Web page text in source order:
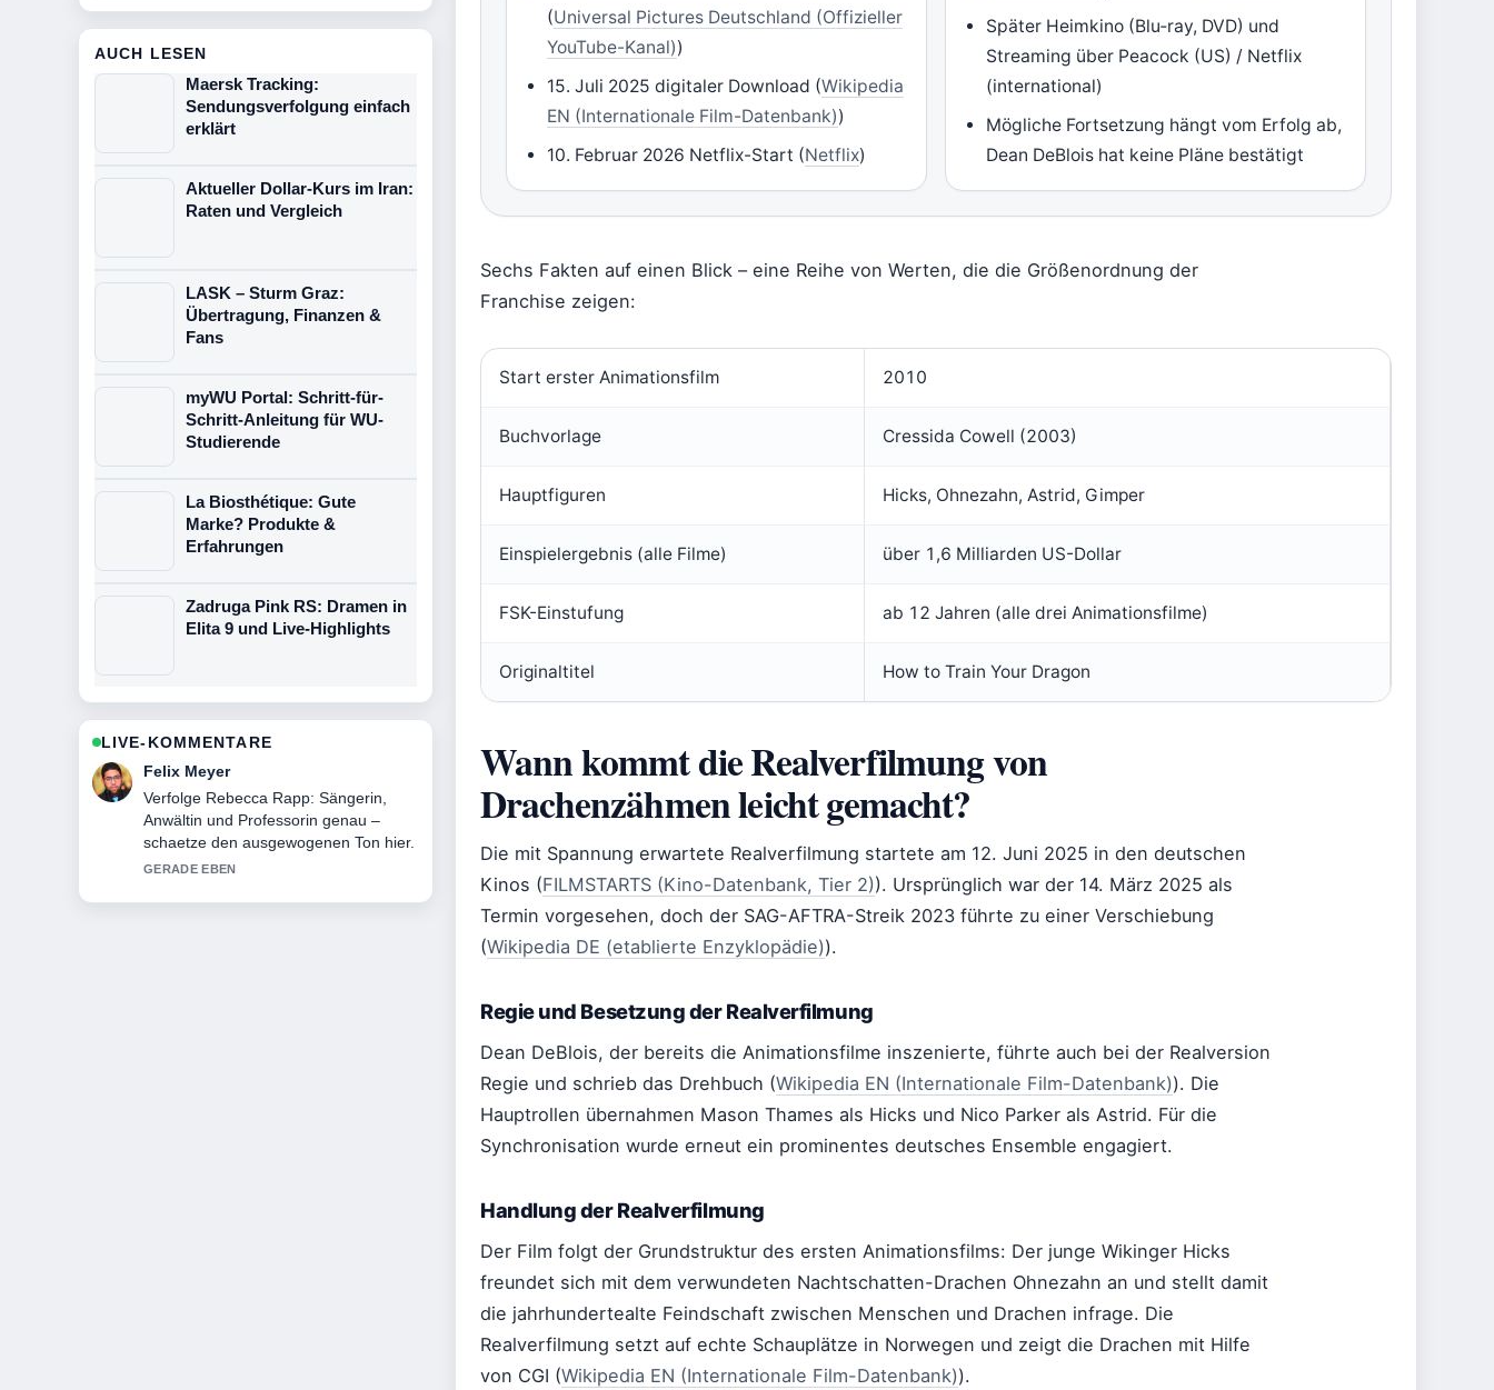
(Universal Pictures Deutschland (Offizieller
YouTube-Kanal))
15. Juli 2025 digitaler Download (Wikipedia
EN (Internationale Film-Datenbank))
10. Februar 2026 Netflix-Start (Netflix)
Später Heimkino (Blu‑ray, DVD) und
Streaming über Peacock (US) / Netflix
(international)
Mögliche Fortsetzung hängt vom Erfolg ab,
Dean DeBlois hat keine Pläne bestätigt
Sechs Fakten auf einen Blick – eine Reihe von Werten, die die Größenordnung der
Franchise zeigen:
Start erster Animationsfilm 2010
Buchvorlage Cressida Cowell (2003)
Hauptfiguren Hicks, Ohnezahn, Astrid, Gimper
Einspielergebnis (alle Filme) über 1,6 Milliarden US-Dollar
FSK-Einstufung ab 12 Jahren (alle drei Animationsfilme)
Originaltitel How to Train Your Dragon
Wann kommt die Realverfilmung von
Drachenzähmen leicht gemacht?
Die mit Spannung erwartete Realverfilmung startete am 12. Juni 2025 in den deutschen
Kinos (FILMSTARTS (Kino-Datenbank, Tier 2)). Ursprünglich war der 14. März 2025 als
Termin vorgesehen, doch der SAG-AFTRA-Streik 2023 führte zu einer Verschiebung
(Wikipedia DE (etablierte Enzyklopädie)).
Regie und Besetzung der Realverfilmung
Dean DeBlois, der bereits die Animationsfilme inszenierte, führte auch bei der Realversion
Regie und schrieb das Drehbuch (Wikipedia EN (Internationale Film-Datenbank)). Die
Hauptrollen übernahmen Mason Thames als Hicks und Nico Parker als Astrid. Für die
Synchronisation wurde erneut ein prominentes deutsches Ensemble engagiert.
Handlung der Realverfilmung
Der Film folgt der Grundstruktur des ersten Animationsfilms: Der junge Wikinger Hicks
freundet sich mit dem verwundeten Nachtschatten-Drachen Ohnezahn an und stellt damit
die jahrhundertealte Feindschaft zwischen Menschen und Drachen infrage. Die
Realverfilmung setzt auf echte Schauplätze in Norwegen und zeigt die Drachen mit Hilfe
von CGI (Wikipedia EN (Internationale Film-Datenbank)).
AUCH LESEN
Maersk Tracking:
Sendungsverfolgung einfach
erklärt
Aktueller Dollar-Kurs im Iran:
Raten und Vergleich
LASK – Sturm Graz:
Übertragung, Finanzen &
Fans
myWU Portal: Schritt-für-
Schritt-Anleitung für WU-
Studierende
La Biosthétique: Gute
Marke? Produkte &
Erfahrungen
Zadruga Pink RS: Dramen in
Elita 9 und Live-Highlights
LIVE-KOMMENTARE
Laura Becker
Hilfreicher Kontext zu Porgy and Bess:
Handlung, Musik &#038; Kontroversen.
Bitte haltet diesen Liveticker aktuell.
3 MIN ZUVOR